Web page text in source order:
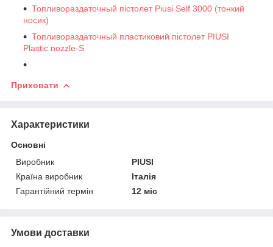
Топливораздаточный пістолет Piusi Self 3000 (тонкий
носик)
Топливораздаточный пластиковий пістолет PIUSI
Plastic nozzle-S
Приховати
Характеристики
Основні
Виробник
PIUSI
Країна виробник
Італія
Гарантійний термін
12 міс
Умови доставки